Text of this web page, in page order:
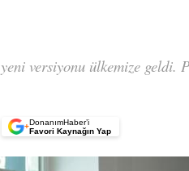
versiyonu ülkemize geldi.
+DonanımHaber’i
Favori Kaynağın Yap